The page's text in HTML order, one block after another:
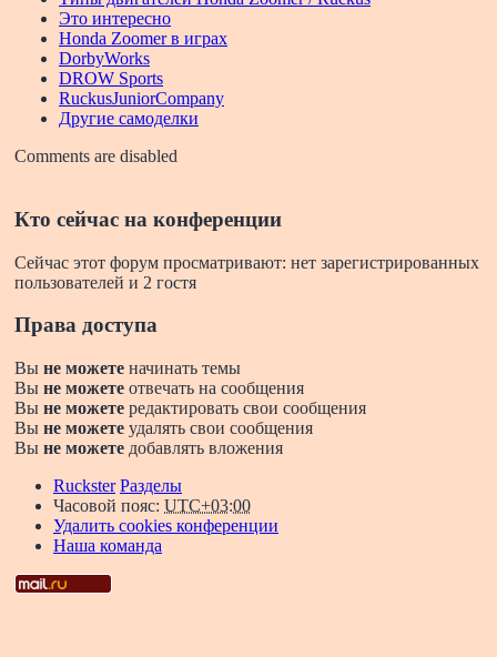
Это интересно
Honda Zoomer в играх
DorbyWorks
DROW Sports
RuckusJuniorCompany
Другие самоделки
Comments are disabled
Кто сейчас на конференции
Сейчас этот форум просматривают: нет зарегистрированных
пользователей и 2 гостя
Права доступа
Вы не можете начинать темы
Вы не можете отвечать на сообщения
Вы не можете редактировать свои сообщения
Вы не можете удалять свои сообщения
Вы не можете добавлять вложения
Ruckster Разделы
Часовой пояс: UTC+03:00
Удалить cookies конференции
Наша команда